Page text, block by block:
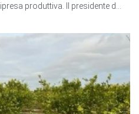
produttiva. Il presidente d...